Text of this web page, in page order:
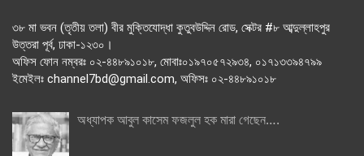
৩৮ মা ভবন (তৃতীয় তলা) বীর মুক্তিযোদ্ধা কুতুবউদ্দিন রোড, সেক্টর #৮ আব্দুল্লাহপুর
উত্তরা পূর্ব, ঢাকা-১২৩০।
অফিস ফোন নম্বরঃ ০২-৪৪৮৯১০১৮, মোবাঃ০১৯৭০৫৭২৯৩৪, ০১৭১৩৩৯৪৭৯৯
ইমেইলঃ channel7bd@gmail.com, অফিসঃ ০২-৪৪৮৯১০১৮
অধ্যাপক আবুল কাসেম ফজলুল হক মারা গেছেন….